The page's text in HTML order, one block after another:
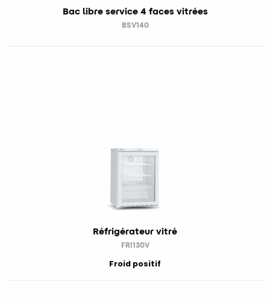
Bac libre service 4 faces vitrées
BSV140
Réfrigérateur vitré
FRI130V
Froid positif